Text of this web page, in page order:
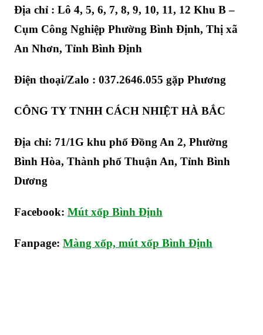
Địa chỉ : Lô 4, 5, 6, 7, 8, 9, 10, 11, 12 Khu B –
Cụm Công Nghiệp Phường Bình Định, Thị xã
An Nhơn, Tỉnh Bình Định
Điện thoại/Zalo : 037.2646.055 gặp Phương
CÔNG TY TNHH CÁCH NHIỆT HÀ BẮC
Địa chỉ: 71/1G khu phố Đồng An 2, Phường
Bình Hòa, Thành phố Thuận An, Tỉnh Bình
Dương
Facebook: Mút xốp Bình Định
Fanpage: Màng xốp, mút xốp Bình Định